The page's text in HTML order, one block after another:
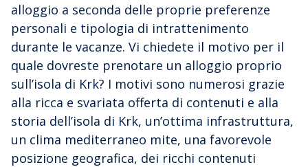
alloggio a seconda delle proprie preferenze
personali e tipologia di intrattenimento
durante le vacanze. Vi chiedete il motivo per il
quale dovreste prenotare un alloggio proprio
sull’isola di Krk? I motivi sono numerosi grazie
alla ricca e svariata offerta di contenuti e alla
storia dell’isola di Krk, un’ottima infrastruttura,
un clima mediterraneo mite, una favorevole
posizione geografica, dei ricchi contenuti